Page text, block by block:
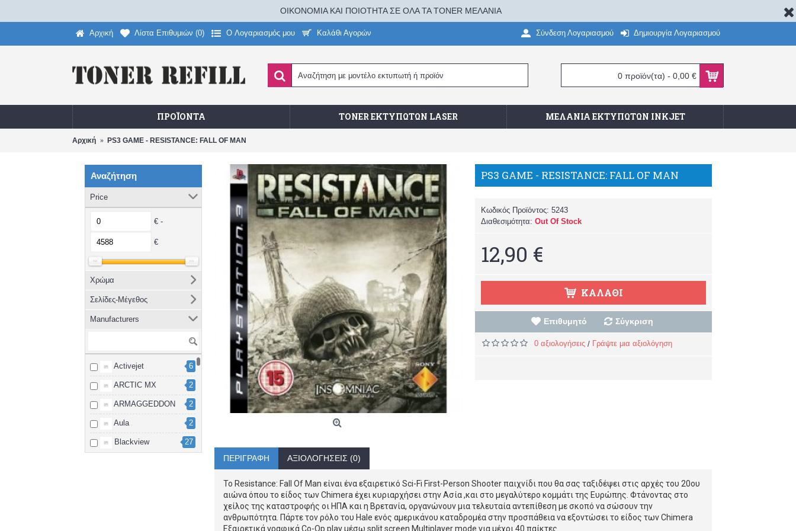
ΟΙΚΟΝΟΜΙΑ ΚΑΙ ΠΟΙΟΤΗΤΑ ΣΕ ΟΛΑ ΤΑ TONER ΜΕΛΑΝΙΑ
Αρχική Λίστα Επιθυμιών (0) O Λογαριασμός μου Καλάθι Αγορών Σύνδεση Λογαριασμού Δημιουργία Λογαριασμού
0 προϊόν(τα) - 0,00 €
ΠΡΟΪΌΝΤΑ TONER ΕΚΤΥΠΩΤΏΝ LASER ΜΕΛΆΝΙΑ ΕΚΤΥΠΩΤΏΝ INKJET
Αρχική PS3 GAME - RESISTANCE: FALL OF MAN
Αναζήτηση
Price
€ -
€
Χρώμα
Σελίδες-Μέγεθος
Manufacturers
Activejet 6
ARCTIC MX 2
ARMAGGEDDON 2
Aula 2
Blackview 27
PS3 GAME - RESISTANCE: FALL OF MAN
Κωδικός Προϊόντος: 5243
Διαθεσιμότητα: Out Of Stock
12,90 €
ΚΑΛΆΘΙ
Επιθυμητό Σύγκριση
0 αξιολογήσεις / Γράψτε μια αξιολόγηση
ΠΕΡΙΓΡΑΦΉ ΑΞΙΟΛΟΓΉΣΕΙΣ (0)
Το Resistance: Fall Of Man είναι ένα εξαιρετικό Sci-Fi First-Person Shooter παιχνίδι που θα σας ταξιδέψει στις αρχές του 20ου
αιώνα όπου το είδος των Chimera έχει κυριαρχήσει στην Ασία ,και στο μεγαλύτερο κομμάτι της Ευρώπης. Φτάνοντας στο
χείλος της καταστροφής οι ΗΠΑ και η Βρετανία, οργανώνουν μια τελευταία αντεπίθεση με σκοπό να σώσουν την
ανθρωπότητα. Πάρτε τον ρόλο του Hale ενός αμερικάνου καταδρομέα στην προσπάθεια να εξοντώσει το είδος των Chimera
Εξαιρετικά γραφικά Co-Op play μέσω split screen Multiplayer mode για μέχρι 40 παίκτες.